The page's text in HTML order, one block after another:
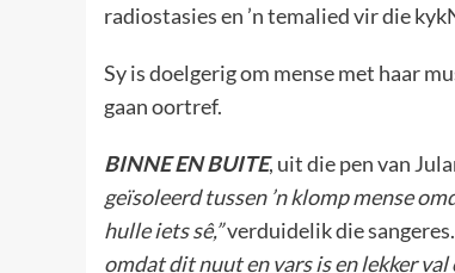
radiostasies en ’n temalied vir die
Sy is doelgerig om mense met haar
gaan oortref.
BINNE EN BUITE, uit die pen van
geïsoleerd tussen ’n klomp mense
hulle iets sê,”verduidelik die sangeres.
omdat dit nuut en vars is en lekker val